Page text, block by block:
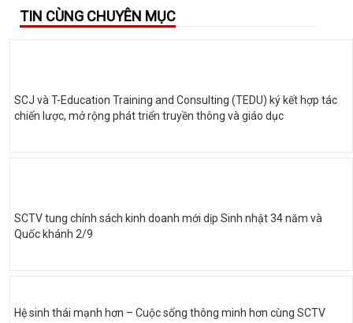
TIN CÙNG CHUYÊN MỤC
SCJ và T-Education Training and Consulting (TEDU) ký kết hợp tác
chiến lược, mở rộng phát triển truyền thông và giáo dục
SCTV tung chính sách kinh doanh mới dịp Sinh nhật 34 năm và
Quốc khánh 2/9
Hệ sinh thái mạnh hơn – Cuộc sống thông minh hơn cùng SCTV